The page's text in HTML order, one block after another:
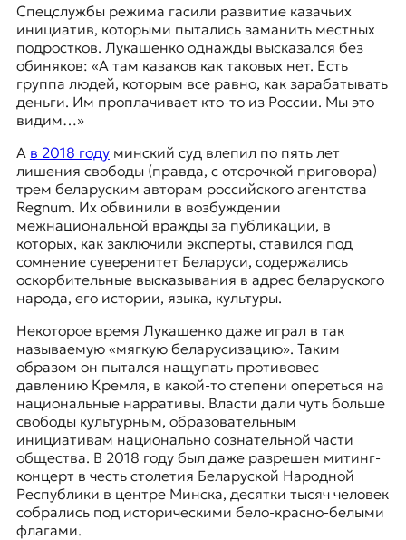
Спецслужбы режима гасили развитие казачьих
инициатив, которыми пытались заманить местных
подростков. Лукашенко однажды высказался без
обиняков: «А там казаков как таковых нет. Есть
группа людей, которым все равно, как зарабатывать
деньги. Им проплачивает кто-то из России. Мы это
видим…»
А в 2018 годуминский суд влепил по пять лет
лишения свободы (правда, с отсрочкой приговора)
трем беларуским авторам российского агентства
Regnum. Их обвинили в возбуждении
межнациональной вражды за публикации, в
которых, как заключили эксперты, ставился под
сомнение суверенитет Беларуси, содержались
оскорбительные высказывания в адрес беларуского
народа, его истории, языка, культуры.
Некоторое время Лукашенко даже играл в так
называемую «мягкую беларусизацию». Таким
образом он пытался нащупать противовес
давлению Кремля, в какой-то степени опереться на
национальные нарративы. Власти дали чуть больше
свободы культурным, образовательным
инициативам национально сознательной части
общества. В 2018 году был даже разрешен митинг-
концерт в честь столетия Беларуской Народной
Республики в центре Минска, десятки тысяч человек
собрались под историческими бело-красно-белыми
флагами.